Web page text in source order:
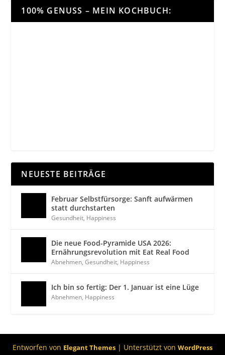
100% GENUSS – MEIN KOCHBUCH:
NEUESTE BEITRÄGE
Februar Selbstfürsorge: Sanft aufwärmen
statt durchstarten
Gesundheit, Happiness
Die neue Food-Pyramide USA 2026:
Ernährungsrevolution mit Eat Real Food
Abnehmen,Gesundheit, Happiness
Ich bin so fertig: Der 1. Januar ist eine Lüge
Abnehmen, Happiness
Entworfen von Elegant Themes | Unterstützt von WordPress